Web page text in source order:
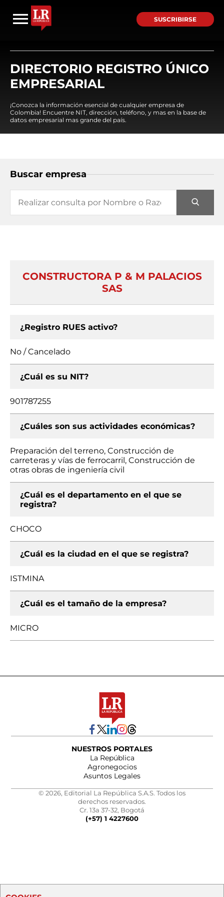
SUSCRIBIRSE
DIRECTORIO REGISTRO ÚNICO
EMPRESARIAL
¡Conozca la información esencial de cualquier empresa de
Colombia! Encuentre NIT, dirección, teléfono, y mas en la base de
datos empresarial mas grande del país.
Buscar empresa
CONSTRUCTORA P & M PALACIOS
SAS
¿Registro RUES activo?
No / Cancelado
¿Cuál es su NIT?
901787255
¿Cuáles son sus actividades económicas?
Preparación del terreno, Construcción de
carreteras y vías de ferrocarril, Construcción de
otras obras de ingeniería civil
¿Cuál es el departamento en el que se
registra?
CHOCO
¿Cuál es la ciudad en el que se registra?
ISTMINA
¿Cuál es el tamaño de la empresa?
MICRO
NUESTROS PORTALES
La República
Agronegocios
Asuntos Legales
© 2026, Editorial La República S.A.S. Todos los
derechos reservados.
Cr. 13a 37-32, Bogotá
(+57) 1 4227600